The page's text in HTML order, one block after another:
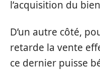
l’acquisition du
D’un autre côté,
retarde la vente
ce dernier puisse